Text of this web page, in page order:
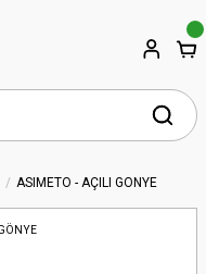
ASIMETO - AÇILI GÖNYE